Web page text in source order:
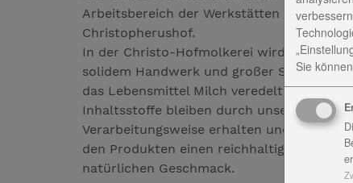
Arbeitsbereich der Werkstätten
Christopherushof.
In der Christo-Hofmolkerei wird mit
solidem Handwerk und großer Sorgfalt
das Lebensmittel Milch veredelt. Wertvolle
Inhaltsstoffe bleiben durch unsere
Verarbeitungsweise erhalten und geben
den Produkten einen reichhaltigen,
natürlichen Geschmack.
Sie